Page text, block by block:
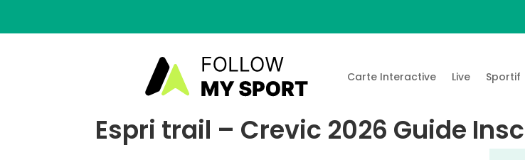
Carte Interactive Live Sportif
Espri trail – Crevic 2026 Guide